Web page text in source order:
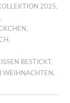
2025,
,
,
,
BESTICKT,
WEIHNACHTEN,